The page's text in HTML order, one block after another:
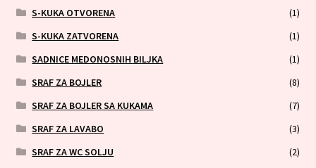
S-KUKA OTVORENA
(1)
S-KUKA ZATVORENA
(1)
SADNICE MEDONOSNIH BILJKA
(1)
SRAF ZA BOJLER
(8)
SRAF ZA BOJLER SA KUKAMA
(7)
SRAF ZA LAVABO
(3)
SRAF ZA WC SOLJU
(2)